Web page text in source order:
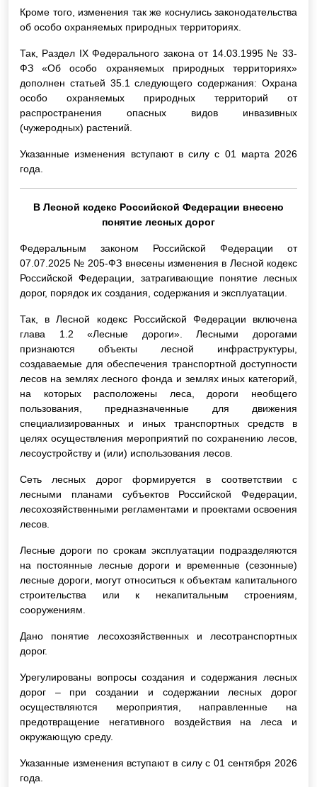
Кроме того, изменения так же коснулись законодательства
об особо охраняемых природных территориях.
Так, Раздел IX Федерального закона от 14.03.1995 № 33-
ФЗ «Об особо охраняемых природных территориях»
дополнен статьей 35.1 следующего содержания: Охрана
особо охраняемых природных территорий от
распространения опасных видов инвазивных
(чужеродных) растений.
Указанные изменения вступают в силу с 01 марта 2026
года.
В Лесной кодекс Российской Федерации внесено
понятие лесных дорог
Федеральным законом Российской Федерации от
07.07.2025 № 205-ФЗ внесены изменения в Лесной кодекс
Российской Федерации, затрагивающие понятие лесных
дорог, порядок их создания, содержания и эксплуатации.
Так, в Лесной кодекс Российской Федерации включена
глава 1.2 «Лесные дороги». Лесными дорогами
признаются объекты лесной инфраструктуры,
создаваемые для обеспечения транспортной доступности
лесов на землях лесного фонда и землях иных категорий,
на которых расположены леса, дороги необщего
пользования, предназначенные для движения
специализированных и иных транспортных средств в
целях осуществления мероприятий по сохранению лесов,
лесоустройству и (или) использования лесов.
Сеть лесных дорог формируется в соответствии с
лесными планами субъектов Российской Федерации,
лесохозяйственными регламентами и проектами освоения
лесов.
Лесные дороги по срокам эксплуатации подразделяются
на постоянные лесные дороги и временные (сезонные)
лесные дороги, могут относиться к объектам капитального
строительства или к некапитальным строениям,
сооружениям.
Дано понятие лесохозяйственных и лесотранспортных
дорог.
Урегулированы вопросы создания и содержания лесных
дорог – при создании и содержании лесных дорог
осуществляются мероприятия, направленные на
предотвращение негативного воздействия на леса и
окружающую среду.
Указанные изменения вступают в силу с 01 сентября 2026
года.